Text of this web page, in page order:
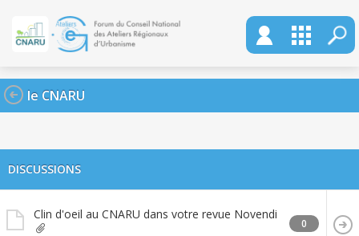
le CNARU
DISCUSSIONS
Clin d'oeil au CNARU dans votre revue Novendi
0